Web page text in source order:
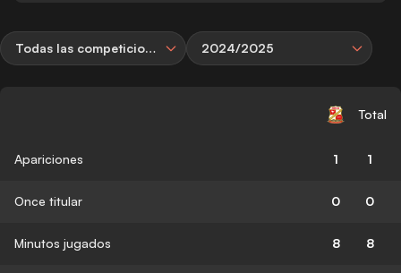
Todas las competiciones 2024/2025
Total
Apariciones 1 1
Once titular 0 0
Minutos jugados 8 8